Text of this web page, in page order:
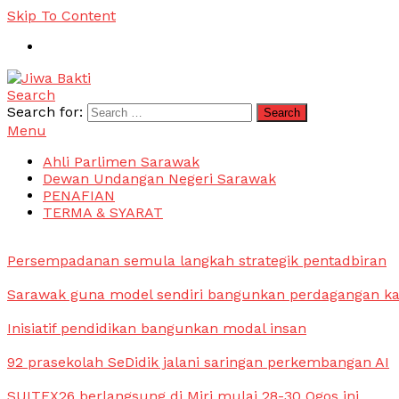
Skip To Content
Jiwa Bakti
Suara PBB Sarawak
Search
Search for:
Menu
Ahli Parlimen Sarawak
Dewan Undangan Negeri Sarawak
PENAFIAN
TERMA & SYARAT
Persempadanan semula langkah strategik pentadbiran
Sarawak guna model sendiri bangunkan perdagangan
Inisiatif pendidikan bangunkan modal insan
92 prasekolah SeDidik jalani saringan perkembangan AI